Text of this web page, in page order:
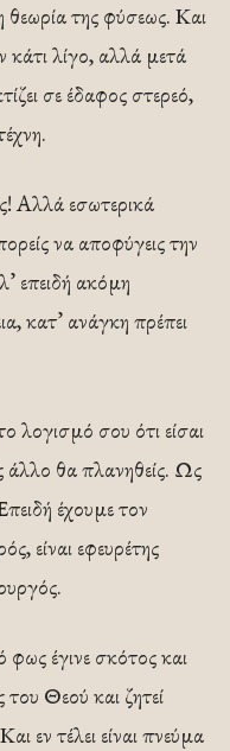
της φύσεως. Και
κάτι λίγο, αλλά μετά
σε έδαφος στερεό,
Αλλά εσωτερικά
να αποφύγεις την
επειδή ακόμη
κατ’ ανάγκη πρέπει
λογισμό σου ότι είσαι
άλλο θα πλανηθείς. Ως
έχουμε τον
είναι εφευρέτης
έγινε σκότος και
του Θεού και ζητεί
εν τέλει είναι πνεύμα